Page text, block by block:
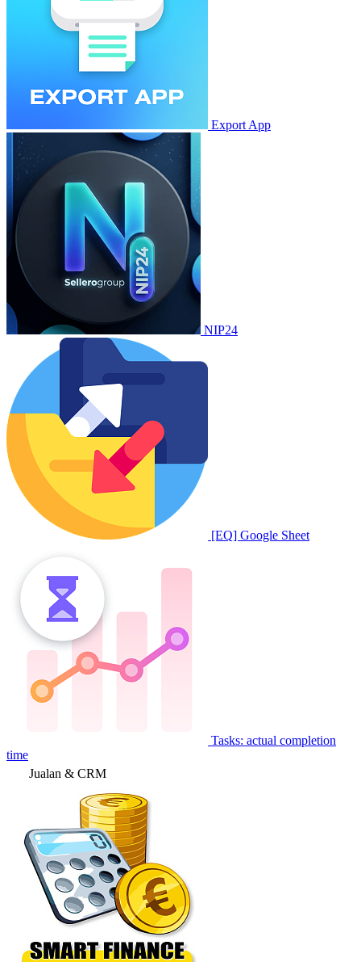
Export App
NIP24
[EQ] Google Sheet
Tasks: actual completion
time
Jualan & CRM